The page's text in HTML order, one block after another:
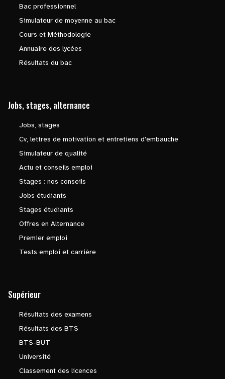
Bac professionnel
Simulateur de moyenne au bac
Cours et Méthodologie
Annuaire des lycées
Résultats du bac
Jobs, stages, alternance
Jobs, stages
Cv, lettres de motivation et entretiens d'embauche
Simulateur de qualité
Actu et conseils emploi
Stages : nos conseils
Jobs étudiants
Stages étudiants
Offres en Alternance
Premier emploi
Tests emploi et carrière
Supérieur
Résultats des examens
Résultats des BTS
BTS-BUT
Université
Classement des licences